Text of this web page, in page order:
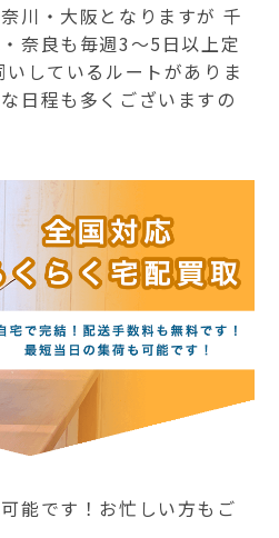
川・大阪となりますが 千
奈良も毎週3～5日以上定
しているルートがありま
日程も多くございますの
能です！お忙しい方もご